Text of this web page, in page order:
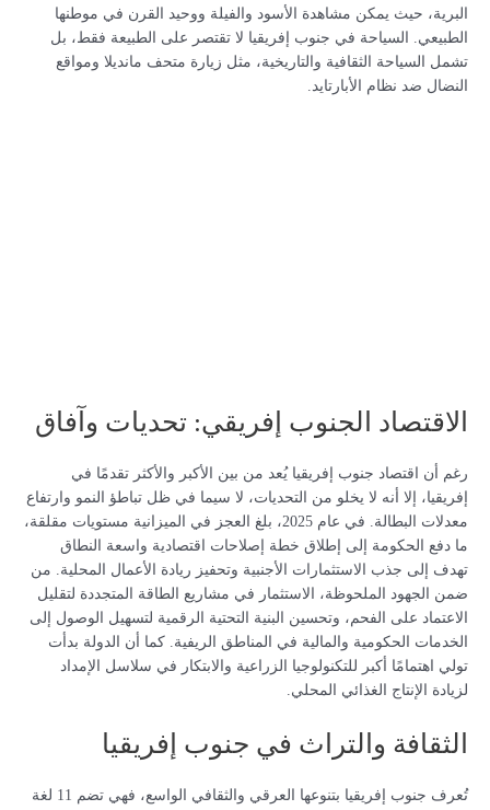
البرية، حيث يمكن مشاهدة الأسود والفيلة ووحيد القرن في موطنها
الطبيعي. السياحة في جنوب إفريقيا لا تقتصر على الطبيعة فقط، بل
تشمل السياحة الثقافية والتاريخية، مثل زيارة متحف مانديلا ومواقع
النضال ضد نظام الأبارتايد.
الاقتصاد الجنوب إفريقي: تحديات وآفاق
رغم أن اقتصاد جنوب إفريقيا يُعد من بين الأكبر والأكثر تقدمًا في
إفريقيا، إلا أنه لا يخلو من التحديات، لا سيما في ظل تباطؤ النمو وارتفاع
معدلات البطالة. في عام 2025، بلغ العجز في الميزانية مستويات مقلقة،
ما دفع الحكومة إلى إطلاق خطة إصلاحات اقتصادية واسعة النطاق
تهدف إلى جذب الاستثمارات الأجنبية وتحفيز ريادة الأعمال المحلية. من
ضمن الجهود الملحوظة، الاستثمار في مشاريع الطاقة المتجددة لتقليل
الاعتماد على الفحم، وتحسين البنية التحتية الرقمية لتسهيل الوصول إلى
الخدمات الحكومية والمالية في المناطق الريفية. كما أن الدولة بدأت
تولي اهتمامًا أكبر للتكنولوجيا الزراعية والابتكار في سلاسل الإمداد
لزيادة الإنتاج الغذائي المحلي.
الثقافة والتراث في جنوب إفريقيا
تُعرف جنوب إفريقيا بتنوعها العرقي والثقافي الواسع، فهي تضم 11 لغة